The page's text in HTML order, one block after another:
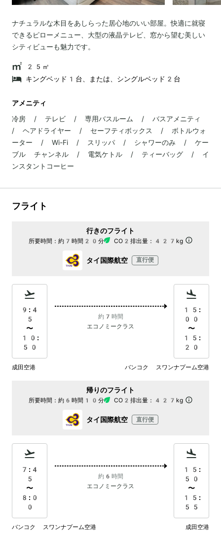
ナチュラルな木目をあしらった居心地のいい部屋。快適に就寝
できるピローメニュー、大型の液晶テレビ、窓から望む美しい
シティビューも魅力です。
25㎡
キングベッド1台、または、シングルベッド2台
アメニティ
冷房 / テレビ / 専用バスルーム / バスアメニティ
/ ヘアドライヤー / セーフティボックス / ボトルウォ
ーター / Wi-Fi / スリッパ / シャワーのみ / ケー
ブル チャンネル / 電気ケトル / ティーバッグ / イ
ンスタントコーヒー
フライト
行きのフライト
所要時間： 約7時間20分 CO2排出量： 427kg
タイ国際航空 直行便
9:4
5
〜
10:
50
約7時間
エコノミークラス
15:
00
〜
15:
20
成田空港 バンコク スワンナプーム空港
帰りのフライト
所要時間： 約6時間10分 CO2排出量： 427kg
タイ国際航空 直行便
7:4
5
〜
8:0
0
約6時間
エコノミークラス
15:
50
〜
15:
55
バンコク スワンナプーム空港 成田空港